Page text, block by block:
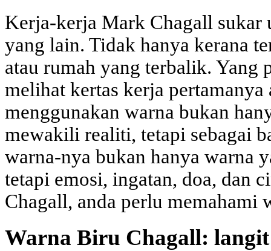
Kerja-kerja Mark Chagall sukar
yang lain. Tidak hanya kerana
atau rumah yang terbalik. Yang
melihat kertas kerja
menggunakan warna bukan
mewakili realiti, tetapi sebagai
warna-nya bukan hanya warna
tetapi emosi, ingatan, doa, dan
Chagall, anda perlu memahami
Warna Biru Chagall: